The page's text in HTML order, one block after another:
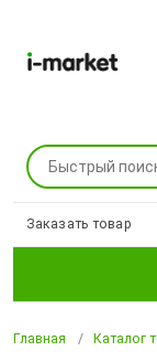
Заказать товар
Главная Каталог